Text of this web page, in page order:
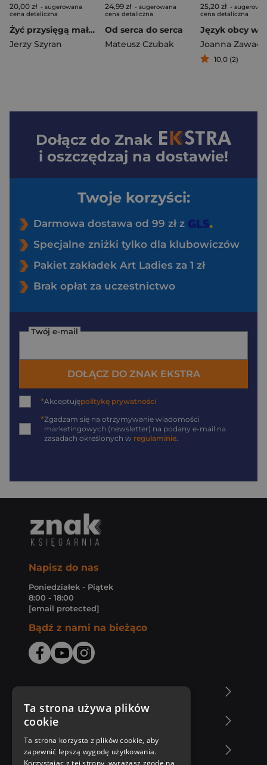
20,00 zł - sugerowana
cena detaliczna
Żyć przysięgą małżeńską
Jerzy Szyran
24,99 zł - sugerowana
cena detaliczna
Od serca do serca
Mateusz Czubak
25,20 zł -
cena detaliczna
Joanna
10,0 (2)
Dołącz do Znak
i oszczędzaj na dostawie!
Twoje korzyści:
Darmowa dostawa od 99 zł z
Specjalne zniżki tylko dla klubowiczów
Pakiet zakładek Art Ladies za 1 zł
Brak opłat za uczestnictwo
Twój e-mail
DOŁĄCZ DO ZNAK EKSTRA
*Akceptujępolitykę prywatności
*Zgadzam się na otrzymywanie wiadomości
marketingowych (newsletter) na podany e-mail na
zasadach określonych w regulaminie
Napisz do nas
Poniedziałek - Piątek
8:00 - 18:00
[email protected]
Bądź z nami na bieżąco
Zakupy u nas
Nasza oferta
Ta strona używa plików
cookie
Ta strona korzysta z plików cookie, aby
zapewnić lepszą wygodę użytkowania.
Korzystając z tej strony, wyrażasz zgodę na